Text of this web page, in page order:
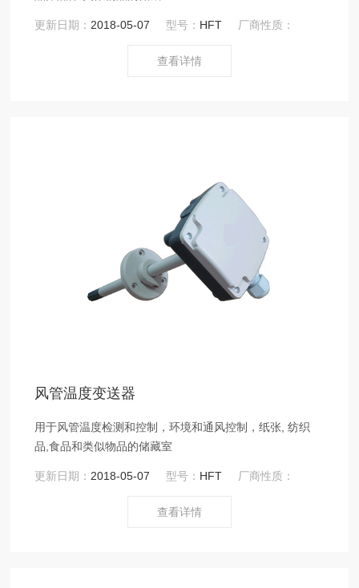
更新日期： 2018-05-07 型号： HFT 厂商性质：
查看详情
风管温度变送器
用于风管温度检测和控制，环境和通风控制，纸张, 纺织
品,食品和类似物品的储藏室
更新日期： 2018-05-07 型号： HFT 厂商性质：
查看详情